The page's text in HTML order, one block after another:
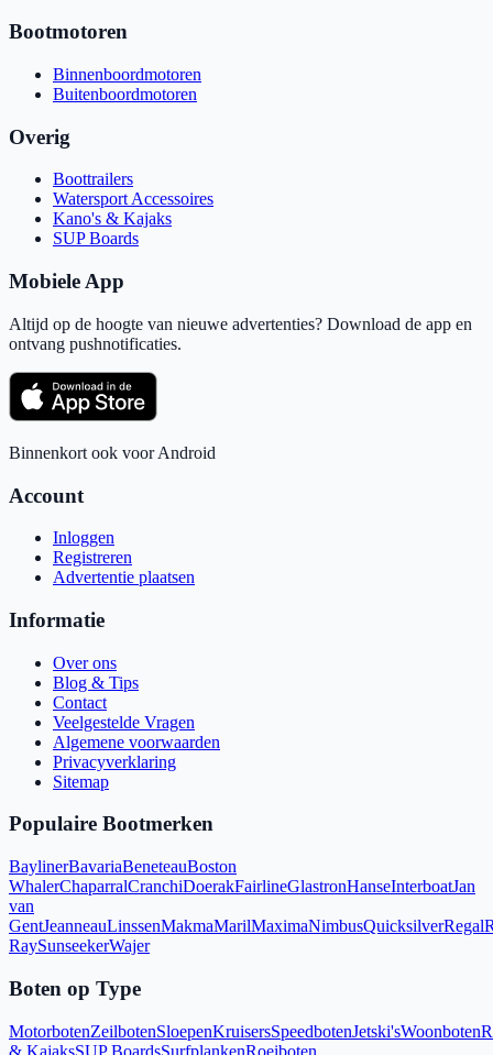
Bootmotoren
Binnenboordmotoren
Buitenboordmotoren
Overig
Boottrailers
Watersport Accessoires
Kano's & Kajaks
SUP Boards
Mobiele App
Altijd op de hoogte van nieuwe advertenties? Download de app en
ontvang pushnotificaties.
Binnenkort ook voor Android
Account
Inloggen
Registreren
Advertentie plaatsen
Informatie
Over ons
Blog & Tips
Contact
Veelgestelde Vragen
Algemene voorwaarden
Privacyverklaring
Sitemap
Populaire Bootmerken
BaylinerBavariaBeneteauBoston
WhalerChaparralCranchiDoerakFairlineGlastronHanseInterboatJan
van
GentJeanneauLinssenMakmaMarilMaximaNimbusQuicksilverRegal
RaySunseekerWajer
Boten op Type
MotorbotenZeilbotenSloepenKruisersSpeedbotenJetski'sWoonboten
& KajaksSUP BoardsSurfplankenRoeiboten